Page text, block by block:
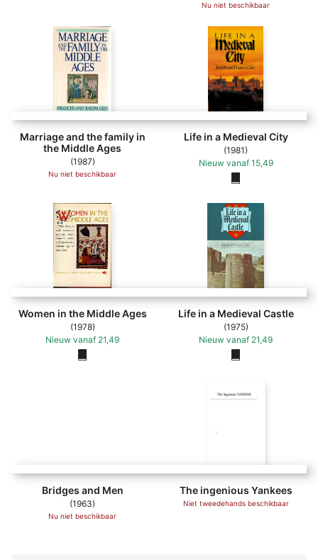
Nu niet beschikbaar
Marriage and the family in
the Middle Ages
(1987)
Nu niet beschikbaar
Life in a Medieval City
(1981)
Nieuw vanaf 15,49
Women in the Middle Ages
(1978)
Nieuw vanaf 21,49
Life in a Medieval Castle
(1975)
Nieuw vanaf 21,49
Bridges and Men
(1963)
Nu niet beschikbaar
The ingenious Yankees
Niet tweedehands beschikbaar